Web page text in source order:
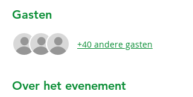
Gasten
+40 andere gasten
Over het evenement